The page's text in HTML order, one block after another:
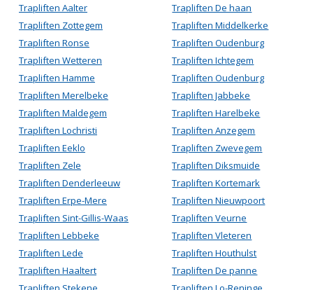
Trapliften Aalter
Trapliften Zottegem
Trapliften Ronse
Trapliften Wetteren
Trapliften Hamme
Trapliften Merelbeke
Trapliften Maldegem
Trapliften Lochristi
Trapliften Eeklo
Trapliften Zele
Trapliften Denderleeuw
Trapliften Erpe-Mere
Trapliften Sint-Gillis-Waas
Trapliften Lebbeke
Trapliften Lede
Trapliften Haaltert
Trapliften De haan
Trapliften Middelkerke
Trapliften Oudenburg
Trapliften Ichtegem
Trapliften Oudenburg
Trapliften Jabbeke
Trapliften Harelbeke
Trapliften Anzegem
Trapliften Zwevegem
Trapliften Diksmuide
Trapliften Kortemark
Trapliften Nieuwpoort
Trapliften Veurne
Trapliften Vleteren
Trapliften Houthulst
Trapliften De panne